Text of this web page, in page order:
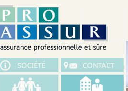
SOCIÉTÉ CONTACT